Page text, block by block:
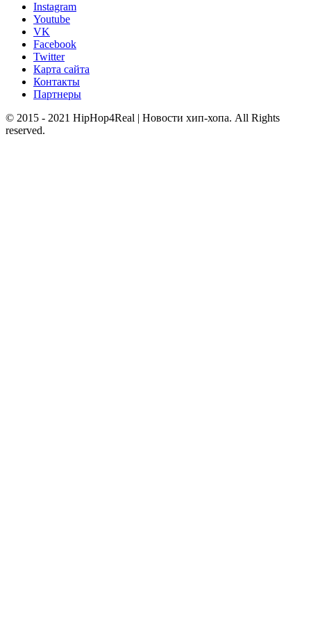
Instagram
Youtube
VK
Facebook
Twitter
Карта сайта
Контакты
Партнеры
© 2015 - 2021 HipHop4Real | Новости хип-хопа. All Rights
reserved.